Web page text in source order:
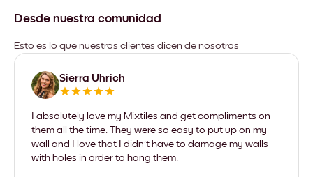
Desde nuestra comunidad
Esto es lo que nuestros clientes dicen de nosotros
Sierra Uhrich
I absolutely love my Mixtiles and get compliments on
them all the time. They were so easy to put up on my
wall and I love that I didn't have to damage my walls
with holes in order to hang them.